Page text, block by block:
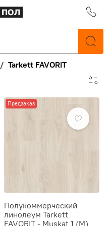
Tarkett FAVORIT
Предзаказ
Полукоммерческий
линолеум Tarkett
FAVORIT - Muskat 1 (М)